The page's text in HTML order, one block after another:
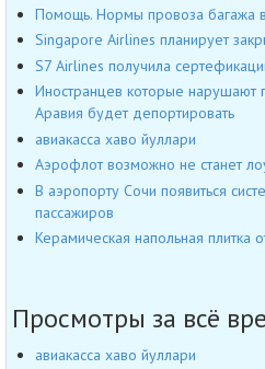
Помощь. Нормы провоза багажа
Singapore Airlines планирует
S7 Airlines получила
Иностранцев которые нарушают
Аравия будет депортировать
авиакасса хаво йуллари
Аэрофлот возможно не станет
В аэропорту Сочи появиться
пассажиров
Керамическая напольная плитка
Просмотры за всё
авиакасса хаво йуллари